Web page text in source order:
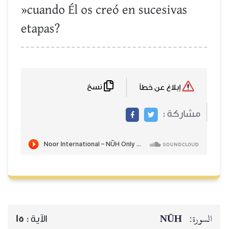
»cuando Él os creó en sucesivas
etapas?
مشاركة :
السورة: NŪH الآية : 15